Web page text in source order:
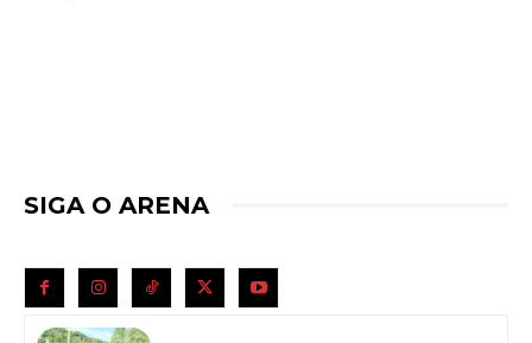
SIGA O ARENA